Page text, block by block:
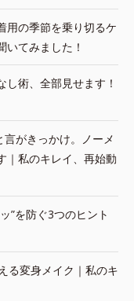
用の季節を乗り切るケ
てみました！
し術、全部見せます！
言がきっかけ。ノーメ
｜私のキレイ、再始動
”を防ぐ3つのヒント
る変身メイク｜私のキ